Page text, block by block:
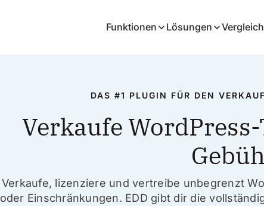
Funktionen Lösungen
DAS #1 PLUGIN FÜR DEN
Verkaufe
Verkaufe, lizenziere und vertreibe unbegrenzt
oder Einschränkungen. EDD gibt dir die